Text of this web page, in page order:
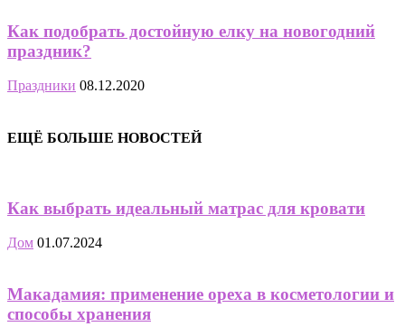
Как подобрать достойную елку на новогодний
праздник?
Праздники 08.12.2020
ЕЩЁ БОЛЬШЕ НОВОСТЕЙ
Как выбрать идеальный матрас для кровати
Дом 01.07.2024
Макадамия: применение ореха в косметологии и
способы хранения